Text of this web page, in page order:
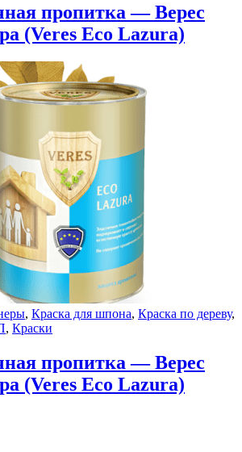
пропитка — Верес
(Veres Eco Lazura)
, Краска для шпона, Краска по дереву,
, Краски
пропитка — Верес
(Veres Eco Lazura)